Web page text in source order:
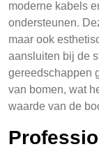
moderne kabels
ondersteunen.
maar ook
aansluiten bij de
gereedschappen
van bomen, wat
waarde van de